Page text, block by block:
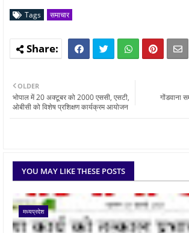
Tags समाचार
गोंडवाना
OLDER
भोपाल में 20 अक्टूबर को 2000 एससी, एसटी,
ओबीसी को विशेष प्रशिक्षण कार्यक्रम आयोजन
YOU MAY LIKE THESE POSTS
मध्यप्रदेश